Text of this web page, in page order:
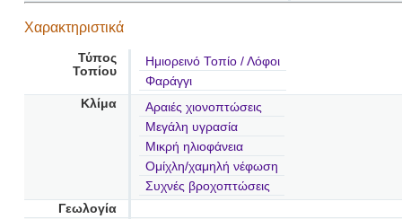
Χαρακτηριστικά
Τύπος
Τοπίου
Ημιορεινό Τοπίο / Λόφοι
Φαράγγι
Κλίμα
Αραιές χιονοπτώσεις
Μεγάλη υγρασία
Μικρή ηλιοφάνεια
Ομίχλη/χαμηλή νέφωση
Συχνές βροχοπτώσεις
Γεωλογία